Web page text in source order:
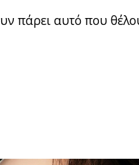
πάρει αυτό που